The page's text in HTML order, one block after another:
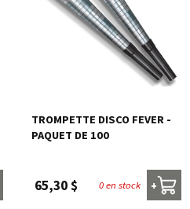
TROMPETTE DISCO FEVER -
PAQUET DE 100
65,30 $ 0 en stock +